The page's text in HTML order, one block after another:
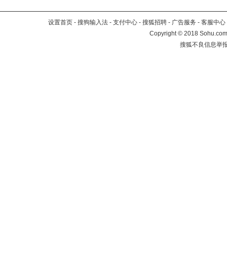
设置首页 - 搜狗输入法 - 支付中心 - 搜狐招聘 - 广告服务 - 客服中心
Copyright©2018
搜狐不良信息举